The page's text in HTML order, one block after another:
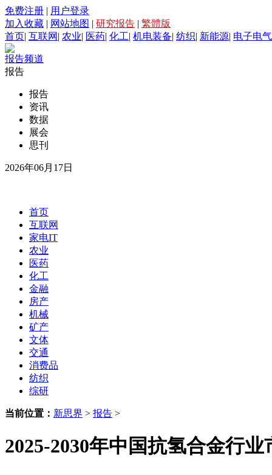
免费注册 | 用户登录
加入收藏 | 网站地图 | 研究报告 | 繁體版
首页| 互联网 | 农业| 医药| 化工| 机电装备| 纺织| 新能源| 电子电气
报告频道
报告
报告
资讯
数据
展会
思刊
2026年06月17日
首页
互联网
家电IT
农业
医药
化工
金融
房产
机械
矿产
文体
交通
消费品
纺织
综研
当前位置： 新思界 > 报告 >
2025-2030年中国抗氢合金行